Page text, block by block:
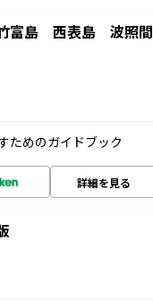
富島 西表島 波照間
ためのガイドブック
詳細を見る